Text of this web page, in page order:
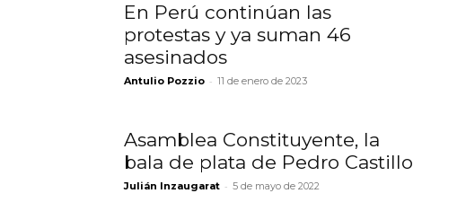
En Perú continúan las
protestas y ya suman 46
asesinados
Antulio Pozzio - 11 de enero de 2023
Asamblea Constituyente, la
bala de plata de Pedro Castillo
Julián Inzaugarat - 5 de mayo de 2022